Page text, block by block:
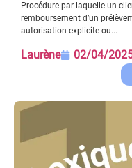
Procédure par laquelle un
remboursement d’un
autorisation explicite ou...
Laurène 02/04/